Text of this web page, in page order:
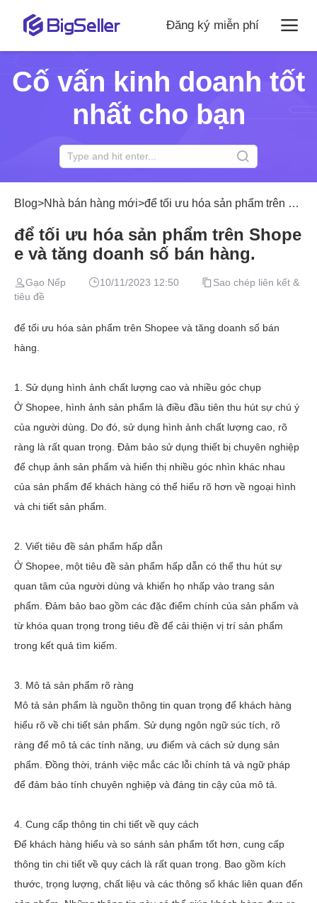
Đăng ký miễn phí
Cố vấn kinh doanh tốt
nhất cho bạn
Blog>Nhà bán hàng mới>để tối ưu hóa sản phẩm trên Shopee và tăng doanh số bán hàng.
để tối ưu hóa sản phẩm trên Shope
e và tăng doanh số bán hàng.
Gạo Nếp 10/11/2023 12:50
Sao chép liên kết &
tiêu đề